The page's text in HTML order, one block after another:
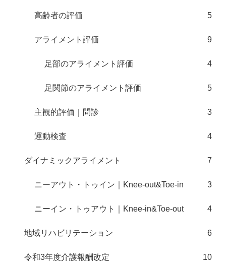
高齢者の評価 5
アライメント評価 9
足部のアライメント評価 4
足関節のアライメント評価 5
主観的評価｜問診 3
運動検査 4
ダイナミックアライメント 7
ニーアウト・トゥイン｜Knee-out&Toe-in 3
ニーイン・トゥアウト｜Knee-in&Toe-out 4
地域リハビリテーション 6
令和3年度介護報酬改定 10